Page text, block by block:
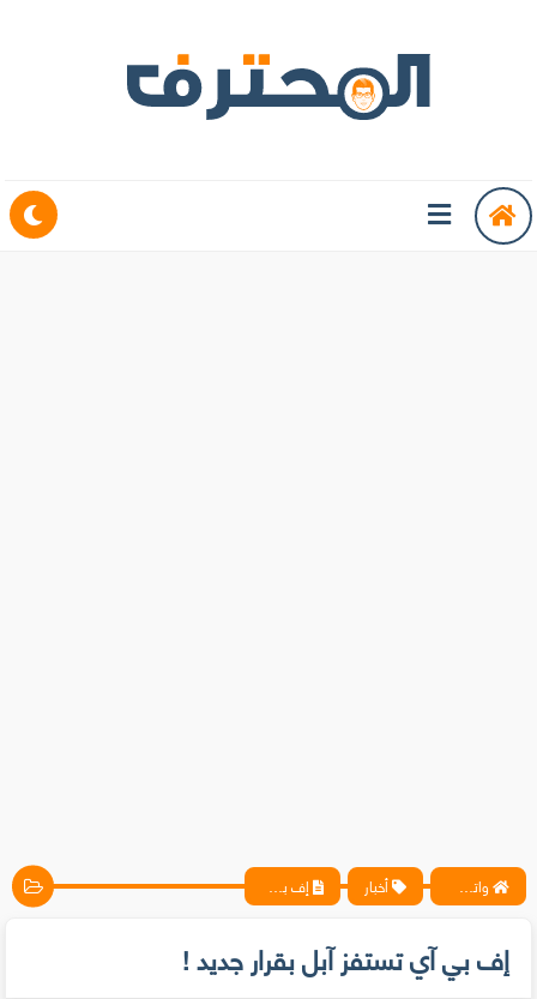
واتس آب ، فيسبوك ، أنترنت ، شروحات تقنية حصرية - المحترف أخبار إف بي آي تستفز آبل بقرار جديد !
إف بي آي تستفز آبل بقرار جديد !